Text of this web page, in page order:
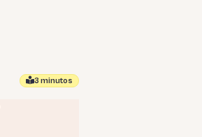
3 minutos